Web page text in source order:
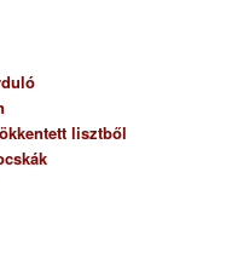
lisztből